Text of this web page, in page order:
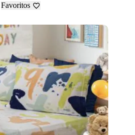
Favoritos